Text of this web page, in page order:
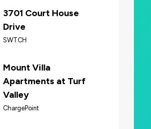
3701 Court House
Drive
SWTCH
Mount Villa
Apartments at Turf
Valley
ChargePoint